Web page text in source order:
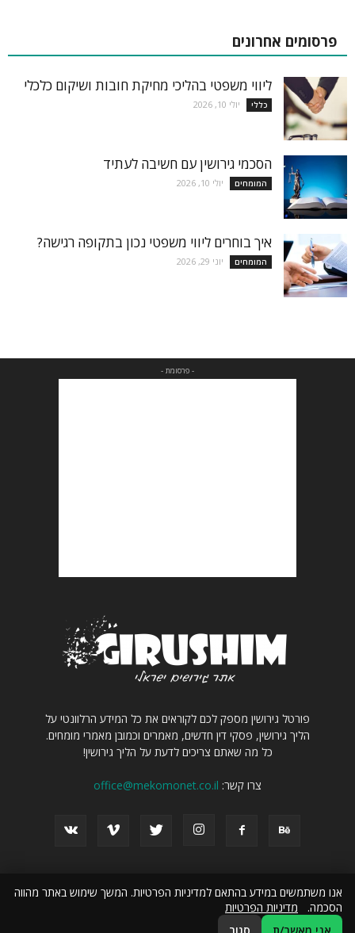
פרסומים אחרונים
ליווי משפטי בהליכי מחיקת חובות ושיקום כלכלי
כללי יולי 10, 2026
הסכמי גירושין עם חשיבה לעתיד
המומחים יולי 10, 2026
איך בוחרים ליווי משפטי נכון בתקופה רגישה?
המומחים יוני 29, 2026
- פרסומת -
פורטל גירושין מספק לכם לקוראים את כל המידע הרלוונטי על
הליך גירושין, פסקי דין חדשים, מאמרים וכמובן מאמרי מומחים.
כל מה שאתם צריכים לדעת על הליך גירושין!
צרו קשר: office@mekomonet.co.il
מחפשים כותבים
אנו משתמשים במידע בהתאם למדיניות הפרטיות. המשך שימוש באתר מהווה
הסכמה. מדיניות הפרטיות